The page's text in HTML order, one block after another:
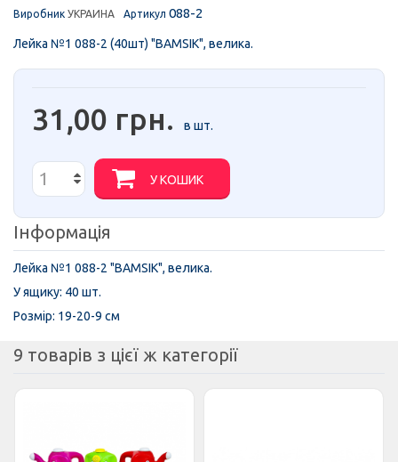
Виробник УКРАИНА Артикул 088-2
Лейка №1 088-2 (40шт) "BAMSIK", велика.
31,00 грн. в шт.
У КОШИК
Інформація
Лейка №1 088-2 "BAMSIK", велика.
У ящику: 40 шт.
Розмір: 19-20-9 см
9 товарів з цієї ж категорії